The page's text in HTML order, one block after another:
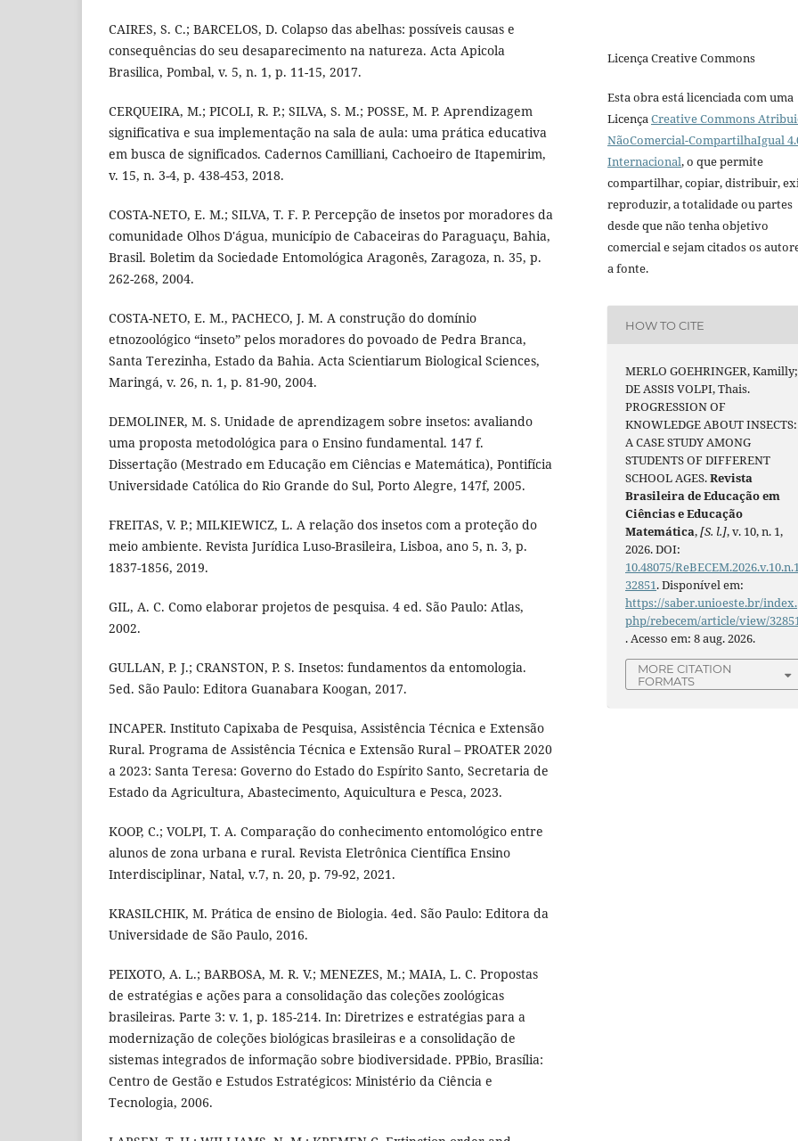
CAIRES, S. C.; BARCELOS, D. Colapso das abelhas: possíveis causas e
consequências do seu desaparecimento na natureza. Acta Apicola
Brasilica, Pombal, v. 5, n. 1, p. 11-15, 2017.
CERQUEIRA, M.; PICOLI, R. P.; SILVA, S. M.; POSSE, M. P. Aprendizagem
significativa e sua implementação na sala de aula: uma prática educativa
em busca de significados. Cadernos Camilliani, Cachoeiro de Itapemirim,
v. 15, n. 3-4, p. 438-453, 2018.
COSTA-NETO, E. M.; SILVA, T. F. P. Percepção de insetos por moradores da
comunidade Olhos D'água, município de Cabaceiras do Paraguaçu, Bahia,
Brasil. Boletim da Sociedade Entomológica Aragonês, Zaragoza, n. 35, p.
262-268, 2004.
COSTA-NETO, E. M., PACHECO, J. M. A construção do domínio
etnozoológico “inseto” pelos moradores do povoado de Pedra Branca,
Santa Terezinha, Estado da Bahia. Acta Scientiarum Biological Sciences,
Maringá, v. 26, n. 1, p. 81-90, 2004.
DEMOLINER, M. S. Unidade de aprendizagem sobre insetos: avaliando
uma proposta metodológica para o Ensino fundamental. 147 f.
Dissertação (Mestrado em Educação em Ciências e Matemática), Pontifícia
Universidade Católica do Rio Grande do Sul, Porto Alegre, 147f, 2005.
FREITAS, V. P.; MILKIEWICZ, L. A relação dos insetos com a proteção do
meio ambiente. Revista Jurídica Luso-Brasileira, Lisboa, ano 5, n. 3, p.
1837-1856, 2019.
GIL, A. C. Como elaborar projetos de pesquisa. 4 ed. São Paulo: Atlas,
2002.
GULLAN, P. J.; CRANSTON, P. S. Insetos: fundamentos da entomologia.
5ed. São Paulo: Editora Guanabara Koogan, 2017.
INCAPER. Instituto Capixaba de Pesquisa, Assistência Técnica e Extensão
Rural. Programa de Assistência Técnica e Extensão Rural – PROATER 2020
a 2023: Santa Teresa: Governo do Estado do Espírito Santo, Secretaria de
Estado da Agricultura, Abastecimento, Aquicultura e Pesca, 2023.
KOOP, C.; VOLPI, T. A. Comparação do conhecimento entomológico entre
alunos de zona urbana e rural. Revista Eletrônica Científica Ensino
Interdisciplinar, Natal, v.7, n. 20, p. 79-92, 2021.
KRASILCHIK, M. Prática de ensino de Biologia. 4ed. São Paulo: Editora da
Universidade de São Paulo, 2016.
PEIXOTO, A. L.; BARBOSA, M. R. V.; MENEZES, M.; MAIA, L. C. Propostas
de estratégias e ações para a consolidação das coleções zoológicas
brasileiras. Parte 3: v. 1, p. 185-214. In: Diretrizes e estratégias para a
modernização de coleções biológicas brasileiras e a consolidação de
sistemas integrados de informação sobre biodiversidade. PPBio, Brasília:
Centro de Gestão e Estudos Estratégicos: Ministério da Ciência e
Tecnologia, 2006.
Licença Creative Commons
Esta obra está licenciada com uma
LicençaCreative Commons
NãoComercial-CompartilhaIgual
Internacional, o que permite
compartilhar, copiar, distribuir,
reproduzir, a totalidade ou partes
desde que não tenha objetivo
comercial e sejam citados os
a fonte.
HOW TO CITE
MERLO GOEHRINGER, Kamilly;
DE ASSIS VOLPI, Thais.
PROGRESSION OF
KNOWLEDGE ABOUT INSECTS:
A CASE STUDY AMONG
STUDENTS OF DIFFERENT
SCHOOL AGES.Revista
Brasileira de Educação em
Ciências e Educação
Matemática,[S. l.], v. 10, n. 1,
2026. DOI:
10.48075/
32851. Disponível em:
https://saber.unioeste.br/index.
php/rebecem/article/view/
. Acesso em: 8 aug. 2026.
MORE CITATION
FORMATS